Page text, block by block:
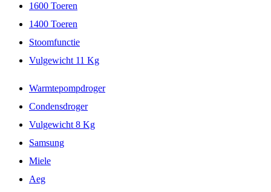
1600 Toeren
1400 Toeren
Stoomfunctie
Vulgewicht 11 Kg
Warmtepompdroger
Condensdroger
Vulgewicht 8 Kg
Samsung
Miele
Aeg